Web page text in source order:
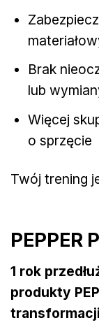
Brak
lub
Więcej
o sprzęcie
Twój trening
PEPPER
1 rok
produkty